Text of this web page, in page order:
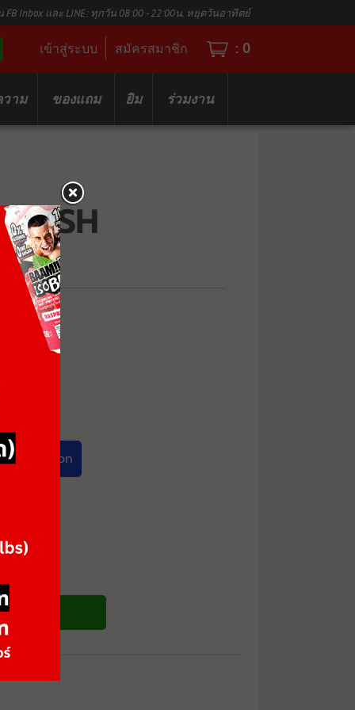
FB Inbox และ LINE: ทุกวัน 08:00 - 22:00น. หยุดวันอาทิตย์
เข้าสู่ระบบ สมัครสมาชิก : 0
าม ของแถม ยิม ร่วมงาน
PUSH
Cushion
ซื้อสินค้า